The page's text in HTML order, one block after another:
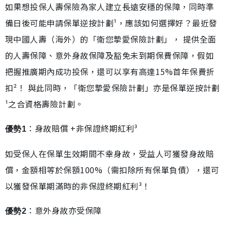
如果想投保人壽保險為家人建立長遠安穩的保障，同時準
備日後可能申請保單逆按計劃¹，應該如何選擇好？最近發
現中國人壽（海外）的「衛您摯愛保險計劃」， 提供全面
的人壽保障、意外身故保障及豁免未到期保費保障，假如
把握推廣期內成功投保，還可以享有高達15%首年保費折
扣²！ 與此同時，「衛您摯愛保險計劃」亦是保單逆按計劃
¹之合資格壽險計劃。
優勢1 ：身故賠償 +非保證終期紅利³
如受保人在保單生效期間不幸身故，受益人可獲發身故賠
償，金額相等於保額100%（需扣除所有保單負債），還可
以獲發保單期滿時的非保證終期紅利³！
優勢2 ：意外身故亦受保障